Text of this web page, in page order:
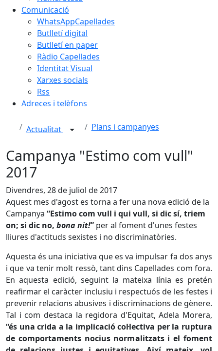
Comunicació
WhatsAppCapellades
Butlletí digital
Butlletí en paper
Ràdio Capellades
Identitat Visual
Xarxes socials
Rss
Adreces i telèfons
Actualitat Plans i campanyes
Campanya "Estimo com vull"
2017
Divendres, 28 de juliol de 2017
Aquest mes d'agost es torna a fer una nova edició de la
Campanya “Estimo com vull i qui vull, si dic sí, triem
on; si dic no, bona nit!” per al foment d'unes festes
lliures d'actituds sexistes i no discriminatòries.
Aquesta és una iniciativa que es va impulsar fa dos anys
i que va tenir molt ressò, tant dins Capellades com fora.
En aquesta edició, seguint la mateixa línia es pretén
reafirmar el caràcter inclusiu i respectuós de les festes i
prevenir relacions abusives i discriminacions de gènere.
Tal i com destaca la regidora d'Equitat, Adela Morera,
“és una crida a la implicació col·lectiva per la ruptura
de comportaments nocius normalitzats i el foment